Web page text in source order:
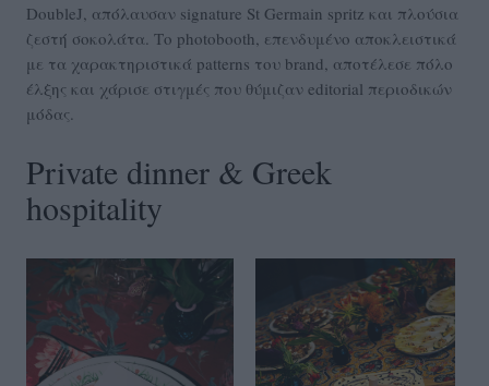
DoubleJ, απόλαυσαν signature St Germain spritz και πλούσια
ζεστή σοκολάτα. Το photobooth, επενδυμένο αποκλειστικά
με τα χαρακτηριστικά patterns του brand, αποτέλεσε πόλο
έλξης και χάρισε στιγμές που θύμιζαν editorial περιοδικών
μόδας.
Private dinner & Greek
hospitality